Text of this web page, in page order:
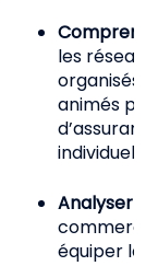
les
organisés,
animés
individuelles
Analyserla
équiper